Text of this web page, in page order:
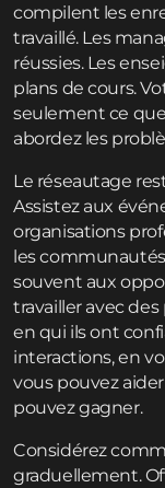
compilent les
travaillé. Les
réussies. Les
plans de cours.
seulement ce
abordez les
Le réseautage
Assistez aux
organisations
les
souvent aux
travailler avec
en qui ils ont
interactions, en
vous pouvez
pouvez gagner.
Considérez
graduellement.